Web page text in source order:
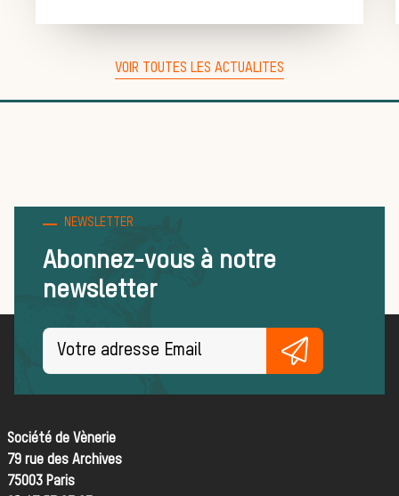
Trouver un
équipage
pratiques
ACTUALITÉS ET ÉVÉNEMENTS
Actualités
La vènerie dans
les médias
VOIR TOUTES LES ACTUALITES
NEWSLETTER
Abonnez-vous à notre
newsletter
Société de Vènerie
79 rue des Archives
75003 Paris